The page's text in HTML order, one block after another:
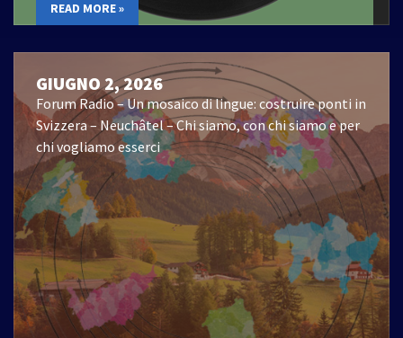
READ MORE »
GIUGNO 2, 2026
Forum Radio – Un mosaico di lingue: costruire ponti in
Svizzera – Neuchâtel – Chi siamo, con chi siamo e per
chi vogliamo esserci